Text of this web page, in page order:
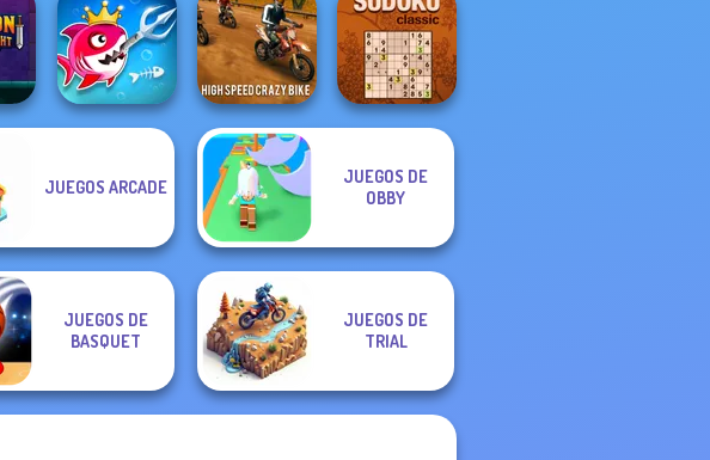
Fish Stab Getting
High Speed Crazy
Bike
Sudoku Classic
JUEGOS ARCADE
JUEGOS DE
OBBY
JUEGOS DE
BASQUET
JUEGOS DE
TRIAL